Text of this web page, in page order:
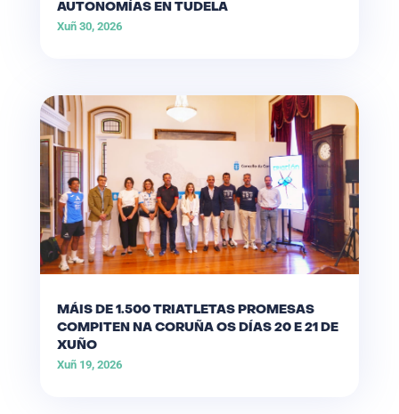
AUTONOMÍAS EN TUDELA
Xuñ 30, 2026
MÁIS DE 1.500 TRIATLETAS PROMESAS
COMPITEN NA CORUÑA OS DÍAS 20 E 21 DE
XUÑO
Xuñ 19, 2026